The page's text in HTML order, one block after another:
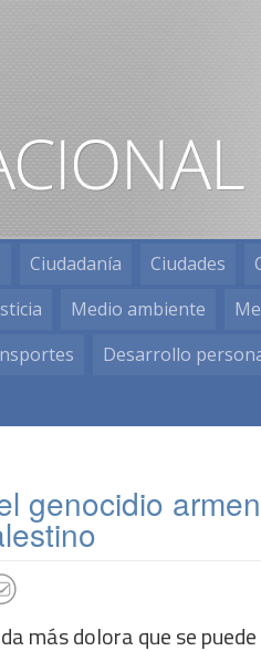
Ciudadanía Ciudades
Medio ambiente
Desarrollo
genocidio
más dolora que se puede